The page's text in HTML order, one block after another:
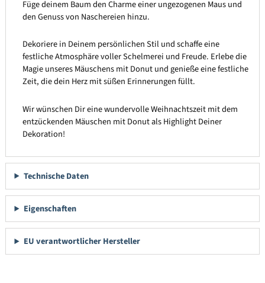
Füge deinem Baum den Charme einer ungezogenen Maus und
den Genuss von Naschereien hinzu.
Dekoriere in Deinem persönlichen Stil und schaffe eine
festliche Atmosphäre voller Schelmerei und Freude. Erlebe die
Magie unseres Mäuschens mit Donut und genieße eine festliche
Zeit, die dein Herz mit süßen Erinnerungen füllt.
Wir wünschen Dir eine wundervolle Weihnachtszeit mit dem
entzückenden Mäuschen mit Donut als Highlight Deiner
Dekoration!
Technische Daten
Eigenschaften
EU verantwortlicher Hersteller